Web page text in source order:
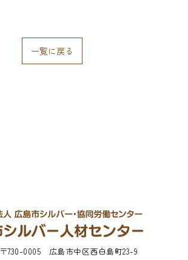
一覧に戻る
〒730-0005 広島市中区西白島町23-9